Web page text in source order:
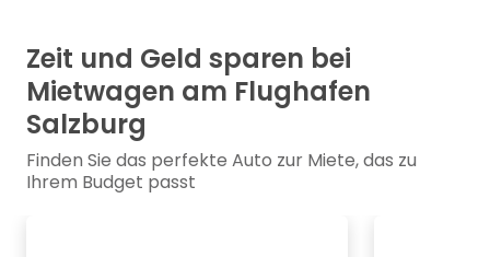
Zeit und Geld sparen bei
Mietwagen am Flughafen
Salzburg
Finden Sie das perfekte Auto zur Miete, das zu
Ihrem Budget passt